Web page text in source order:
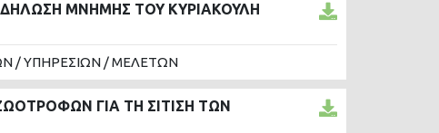
ΜΝΗΜΗΣ ΤΟΥ ΚΥΡΙΑΚΟΥΛΗ
/ ΥΠΗΡΕΣΙΩΝ / ΜΕΛΕΤΩΝ
ΓΙΑ ΤΗ ΣΙΤΙΣΗ ΤΩΝ